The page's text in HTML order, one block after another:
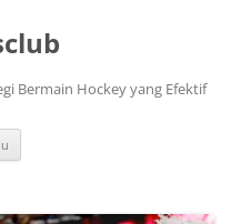
Bermain Hockey yang Efektif